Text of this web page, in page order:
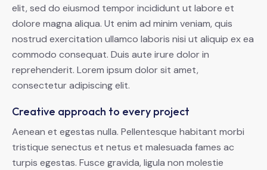
elit, sed do eiusmod tempor incididunt ut labore et
dolore magna aliqua. Ut enim ad minim veniam, quis
nostrud exercitation ullamco laboris nisi ut aliquip ex ea
commodo consequat. Duis aute irure dolor in
reprehenderit. Lorem ipsum dolor sit amet,
consectetur adipiscing elit.
Creative approach to every project
Aenean et egestas nulla. Pellentesque habitant morbi
tristique senectus et netus et malesuada fames ac
turpis egestas. Fusce gravida, ligula non molestie